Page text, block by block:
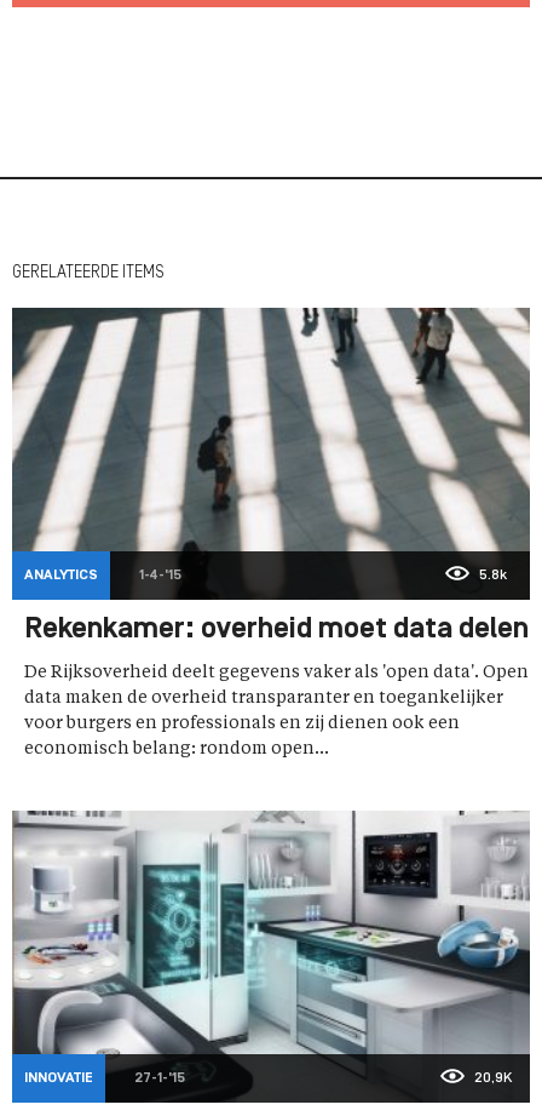
GERELATEERDE ITEMS
ANALYTICS 1-4-'15 5.8k
Rekenkamer: overheid moet data delen
De Rijksoverheid deelt gegevens vaker als 'open data'. Open
data maken de overheid transparanter en toegankelijker
voor burgers en professionals en zij dienen ook een
economisch belang: rondom open...
INNOVATIE 27-1-'15 20,9K